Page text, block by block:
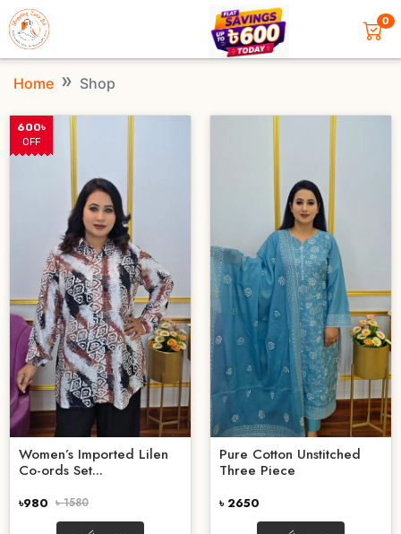
0
Home Shop
600৳
OFF
Women’s Imported Lilen
Co-ords Set...
৳980 ৳ 1580
Pure Cotton Unstitched
Three Piece
৳ 2650